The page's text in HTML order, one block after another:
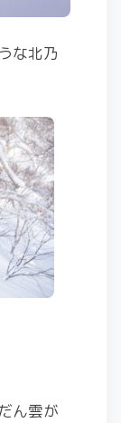
な北乃
ん雲が